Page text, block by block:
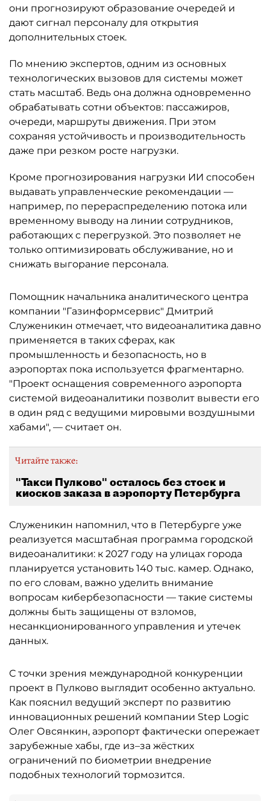
они прогнозируют образование очередей и
дают сигнал персоналу для открытия
дополнительных стоек.
По мнению экспертов, одним из основных
технологических вызовов для системы может
стать масштаб. Ведь она должна одновременно
обрабатывать сотни объектов: пассажиров,
очереди, маршруты движения. При этом
сохраняя устойчивость и производительность
даже при резком росте нагрузки.
Кроме прогнозирования нагрузки ИИ способен
выдавать управленческие рекомендации —
например, по перераспределению потока или
временному выводу на линии сотрудников,
работающих с перегрузкой. Это позволяет не
только оптимизировать обслуживание, но и
снижать выгорание персонала.
Помощник начальника аналитического центра
компании "Газинформсервис" Дмитрий
Служеникин отмечает, что видеоаналитика давно
применяется в таких сферах, как
промышленность и безопасность, но в
аэропортах пока используется фрагментарно.
"Проект оснащения современного аэропорта
системой видеоаналитики позволит вывести его
в один ряд с ведущими мировыми воздушными
хабами", — считает он.
Читайте также:
"Такси Пулково" осталось без стоек и
киосков заказа в аэропорту Петербурга
Служеникин напомнил, что в Петербурге уже
реализуется масштабная программа городской
видеоаналитики: к 2027 году на улицах города
планируется установить 140 тыс. камер. Однако,
по его словам, важно уделить внимание
вопросам кибербезопасности — такие системы
должны быть защищены от взломов,
несанкционированного управления и утечек
данных.
С точки зрения международной конкуренции
проект в Пулково выглядит особенно актуально.
Как пояснил ведущий эксперт по развитию
инновационных решений компании Step Logic
Олег Овсянкин, аэропорт фактически опережает
зарубежные хабы, где из–за жёстких
ограничений по биометрии внедрение
подобных технологий тормозится.